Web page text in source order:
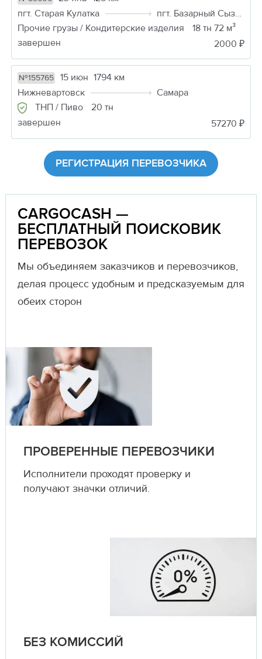
пгт. Старая Кулатка
пгт. Базарный Сызган
Прочие грузы / Кондитерские изделия
18 тн 72 м³
завершен
2000 ₽
№155765 15 июн 1794 км
Нижневартовск
Самара
ТНП / Пиво
20 тн
завершен
57270 ₽
РЕГИСТРАЦИЯ ПЕРЕВОЗЧИКА
CARGOCASH —
БЕСПЛАТНЫЙ ПОИСКОВИК
ПЕРЕВОЗОК
Мы объединяем заказчиков и перевозчиков,
делая процесс удобным и предсказуемым для
обеих сторон
ПРОВЕРЕННЫЕ ПЕРЕВОЗЧИКИ
Исполнители проходят проверку и
получают значки отличий.
БЕЗ КОМИССИЙ